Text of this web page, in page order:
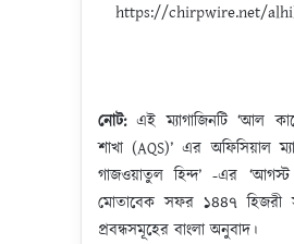
https://chirpwire.net/
নোট:এই ম্যাগাজিনটি ‘আল
শাখা (AQS)’ এর অফিসিয়াল
গাজওয়াতুল হিন্দ’ -এর
মোতাবেক সফর ১৪৪৭ হিজরী
প্রবন্ধসমূহের বাংলা অনুবাদ।